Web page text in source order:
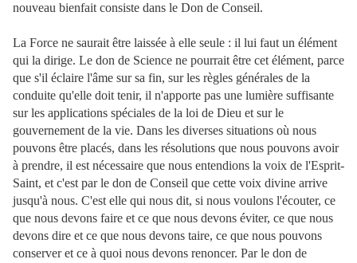
nouveau bienfait consiste dans le Don de Conseil.
La Force ne saurait être laissée à elle seule : il lui faut un élément
qui la dirige. Le don de Science ne pourrait être cet élément, parce
que s'il éclaire l'âme sur sa fin, sur les règles générales de la
conduite qu'elle doit tenir, il n'apporte pas une lumière suffisante
sur les applications spéciales de la loi de Dieu et sur le
gouvernement de la vie. Dans les diverses situations où nous
pouvons être placés, dans les résolutions que nous pouvons avoir
à prendre, il est nécessaire que nous entendions la voix de l'Esprit-
Saint, et c'est par le don de Conseil que cette voix divine arrive
jusqu'à nous. C'est elle qui nous dit, si nous voulons l'écouter, ce
que nous devons faire et ce que nous devons éviter, ce que nous
devons dire et ce que nous devons taire, ce que nous pouvons
conserver et ce à quoi nous devons renoncer. Par le don de